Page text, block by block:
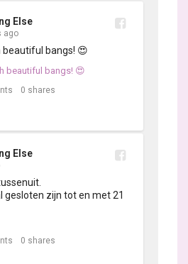
Else
ago
bangs! 😍
0 shares
Else
gesloten zijn tot en met 21
0 shares